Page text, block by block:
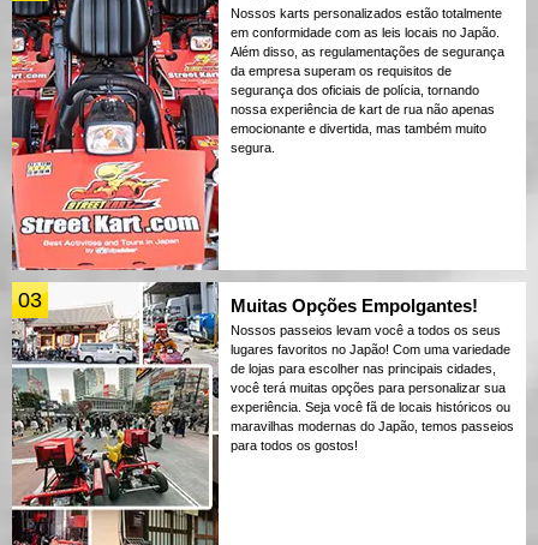
Nossos karts personalizados estão totalmente
em conformidade com as leis locais no Japão.
Além disso, as regulamentações de segurança
da empresa superam os requisitos de
segurança dos oficiais de polícia, tornando
nossa experiência de kart de rua não apenas
emocionante e divertida, mas também muito
segura.
03 Muitas Opções Empolgantes!
Nossos passeios levam você a todos os seus
lugares favoritos no Japão! Com uma variedade
de lojas para escolher nas principais cidades,
você terá muitas opções para personalizar sua
experiência. Seja você fã de locais históricos ou
maravilhas modernas do Japão, temos passeios
para todos os gostos!